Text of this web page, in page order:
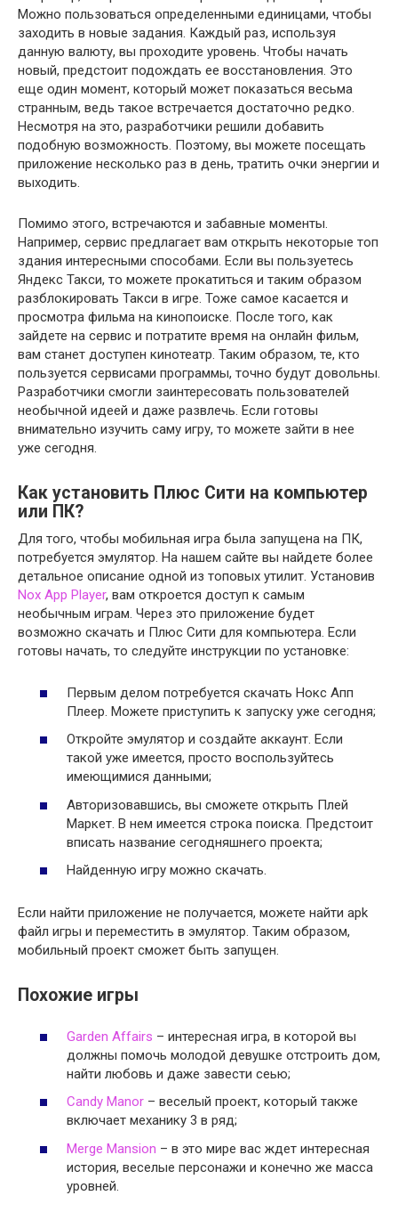
Можно пользоваться определенными единицами, чтобы
заходить в новые задания. Каждый раз, используя
данную валюту, вы проходите уровень. Чтобы начать
новый, предстоит подождать ее восстановления. Это
еще один момент, который может показаться весьма
странным, ведь такое встречается достаточно редко.
Несмотря на это, разработчики решили добавить
подобную возможность. Поэтому, вы можете посещать
приложение несколько раз в день, тратить очки энергии и
выходить.
Помимо этого, встречаются и забавные моменты.
Например, сервис предлагает вам открыть некоторые топ
здания интересными способами. Если вы пользуетесь
Яндекс Такси, то можете прокатиться и таким образом
разблокировать Такси в игре. Тоже самое касается и
просмотра фильма на кинопоиске. После того, как
зайдете на сервис и потратите время на онлайн фильм,
вам станет доступен кинотеатр. Таким образом, те, кто
пользуется сервисами программы, точно будут довольны.
Разработчики смогли заинтересовать пользователей
необычной идеей и даже развлечь. Если готовы
внимательно изучить саму игру, то можете зайти в нее
уже сегодня.
Как установить Плюс Сити на компьютер
или ПК?
Для того, чтобы мобильная игра была запущена на ПК,
потребуется эмулятор. На нашем сайте вы найдете более
детальное описание одной из топовых утилит. Установив
Nox App Player, вам откроется доступ к самым
необычным играм. Через это приложение будет
возможно скачать и Плюс Сити для компьютера. Если
готовы начать, то следуйте инструкции по установке:
Первым делом потребуется скачать Нокс Апп
Плеер. Можете приступить к запуску уже сегодня;
Откройте эмулятор и создайте аккаунт. Если
такой уже имеется, просто воспользуйтесь
имеющимися данными;
Авторизовавшись, вы сможете открыть Плей
Маркет. В нем имеется строка поиска. Предстоит
вписать название сегодняшнего проекта;
Найденную игру можно скачать.
Если найти приложение не получается, можете найти apk
файл игры и переместить в эмулятор. Таким образом,
мобильный проект сможет быть запущен.
Похожие игры
Garden Affairs – интересная игра, в которой вы
должны помочь молодой девушке отстроить дом,
найти любовь и даже завести сеью;
Candy Manor – веселый проект, который также
включает механику 3 в ряд;
Merge Mansion – в это мире вас ждет интересная
история, веселые персонажи и конечно же масса
уровней.